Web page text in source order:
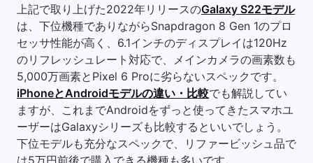
上記で取り上げた2022年リリースのGalaxy S22モデル
は、下位機種でありながらSnapdragon 8 Gen 1のプロ
セッサ性能が高く、6.1インチのディスプレイは120Hz
のリフレッシュレート対応で、メインカメラの画素数も
5,000万画素とPixel 6 Proに劣らないスペックです。
iPhoneとAndroidモデルの違い・比較でも解説してい
ますが、これまでAndroidをずっと使ってきたスマホユ
ーザーはGalaxyシリーズも比較するといいでしょう。
下位モデルも充分なスペックで、リファービッシュ品で
は5万円前後で購入できる機種も多いです。